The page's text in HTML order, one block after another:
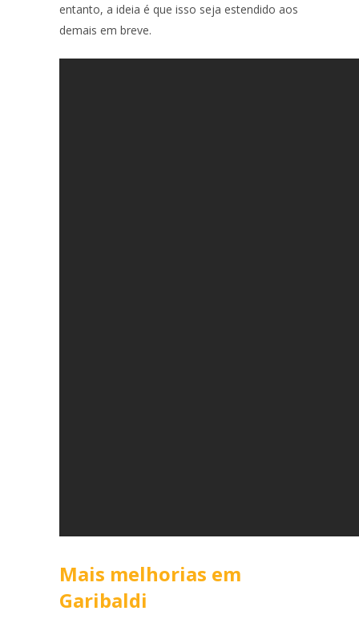
entanto, a ideia é que isso seja estendido aos
demais em breve.
Mais melhorias em
Garibaldi